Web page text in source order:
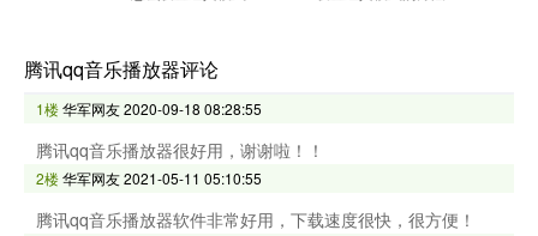
腾讯qq音乐播放器评论
1楼华军网友2020-09-18 08:28:55
腾讯qq音乐播放器很好用，谢谢啦！！
2楼华军网友2021-05-11 05:10:55
腾讯qq音乐播放器软件非常好用，下载速度很快，很方便！